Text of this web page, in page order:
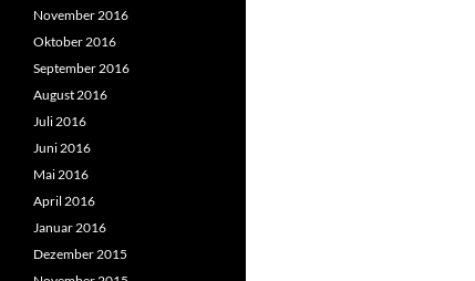
November 2016
Oktober 2016
September 2016
August 2016
Juli 2016
Juni 2016
Mai 2016
April 2016
Januar 2016
Dezember 2015